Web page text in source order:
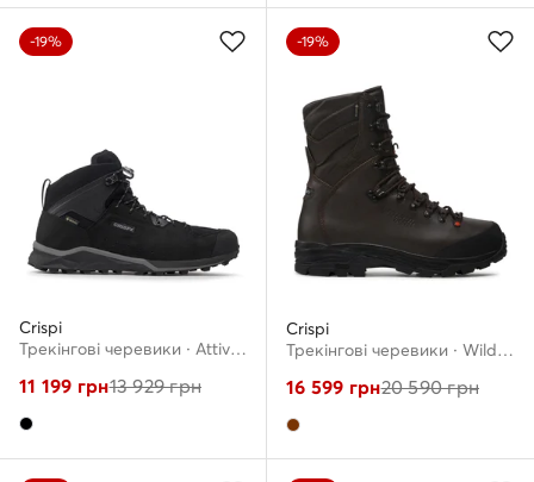
-19%
Crispi
Трекінгові черевики · Attiva Mid Gtx GORE-TEX LW23209960 · Чорний
11 199 грн13 929грн
-19%
Crispi
Трекінгові черевики · Wild Evo Gtx GORE-TEX CF94004000 · Коричневий
16 599 грн20 590грн